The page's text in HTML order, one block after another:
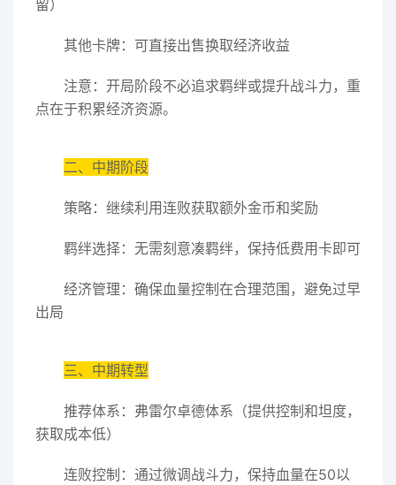
留）
其他卡牌：可直接出售换取经济收益
注意：开局阶段不必追求羁绊或提升战斗力，重
点在于积累经济资源。
二、中期阶段
策略：继续利用连败获取额外金币和奖励
羁绊选择：无需刻意凑羁绊，保持低费用卡即可
经济管理：确保血量控制在合理范围，避免过早
出局
三、中期转型
推荐体系：弗雷尔卓德体系（提供控制和坦度，
获取成本低）
连败控制：通过微调战斗力，保持血量在50以